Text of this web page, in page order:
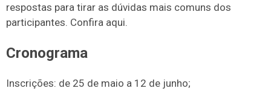
respostas para tirar as dúvidas mais comuns dos
participantes. Confira aqui.
Cronograma
Inscrições: de 25 de maio a 12 de junho;